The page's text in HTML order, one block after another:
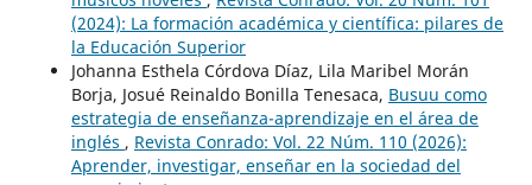
(2024): La formación académica y científica: pilares de
la Educación Superior
Johanna Esthela Córdova Díaz, Lila Maribel Morán
Borja, Josué Reinaldo Bonilla Tenesaca, Busuu como
estrategia de enseñanza-aprendizaje en el área de
inglés , Revista Conrado: Vol. 22 Núm. 110 (2026):
Aprender, investigar, enseñar en la sociedad del